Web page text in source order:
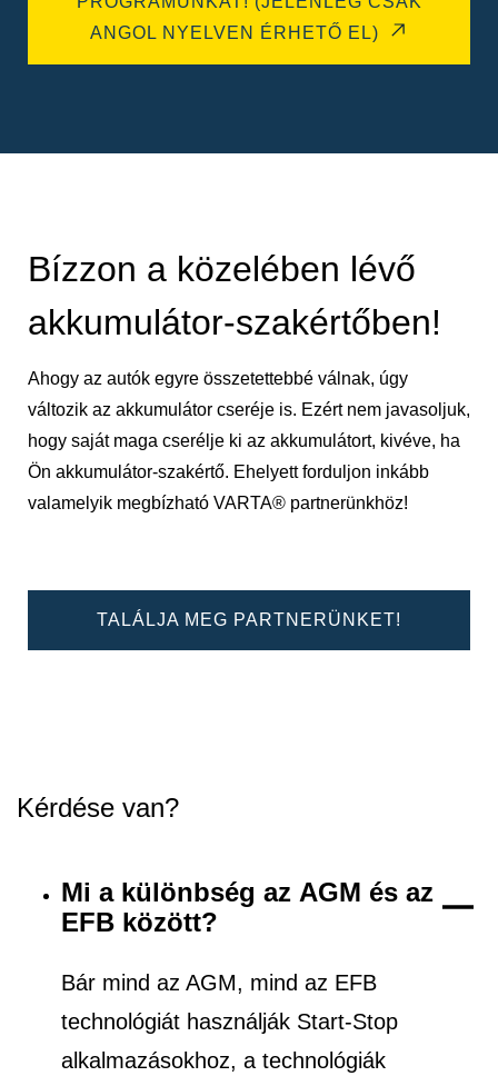
ANGOL NYELVEN ÉRHETŐ EL)
Bízzon a közelében lévő
akkumulátor-szakértőben!
Ahogy az autók egyre összetettebbé válnak, úgy
változik az akkumulátor cseréje is. Ezért nem javasoljuk,
hogy saját maga cserélje ki az akkumulátort, kivéve, ha
Ön akkumulátor-szakértő. Ehelyett forduljon inkább
valamelyik megbízható VARTA® partnerünkhöz!
TALÁLJA MEG PARTNERÜNKET!
Kérdése van?
Mi a különbség az AGM és az
EFB között?
Bár mind az AGM, mind az EFB
technológiát használják Start-Stop
alkalmazásokhoz, a technológiák